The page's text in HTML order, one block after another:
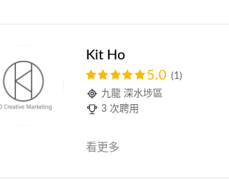
Kit Ho
5.0 (1)
九龍 深水埗區
3 次聘用
看更多